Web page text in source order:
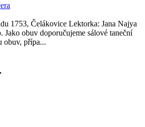
1753, Čelákovice Lektorka: Jana Najya
Jako obuv doporučujeme sálové taneční
obuv, přípa...